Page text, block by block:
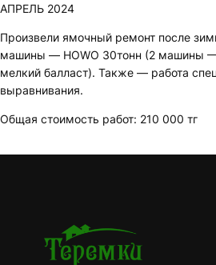
АПРЕЛЬ 2024
Произвели ямочный ремонт после
машины — HOWO 30тонн (2 машины
мелкий балласт). Также — работа
выравнивания.
Общая стоимость работ: 210 000 тг